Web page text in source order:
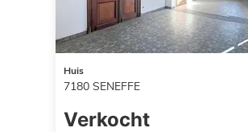
Huis
7180 SENEFFE
Verkocht